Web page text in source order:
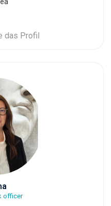
das Profil
officer